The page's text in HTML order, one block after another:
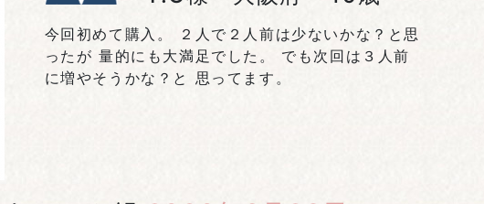
今回初めて購入。 ２人で２人前は少ないかな？と思
ったが 量的にも大満足でした。 でも次回は３人前
に増やそうかな？と 思ってます。